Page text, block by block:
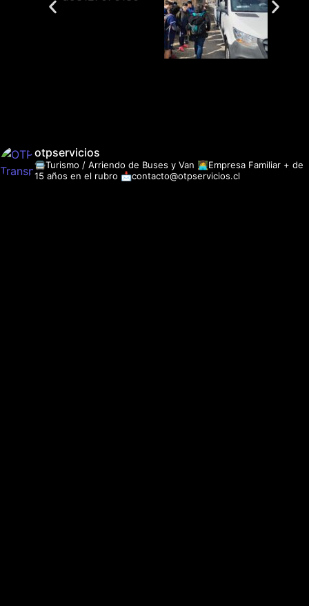
otpservicios
🚍Turismo / Arriendo de Buses y Van 👩‍💻Empresa Familiar + de
15 años en el rubro 📩contacto@otpservicios.cl